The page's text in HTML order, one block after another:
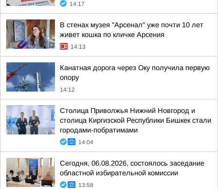
14:17
В стенах музея "Арсенал" уже почти 10 лет
живет кошка по кличке Арсения
14:13
Канатная дорога через Оку получила первую
опору
14:12
Столица Приволжья Нижний Новгород и
столица Киргизской Республики Бишкек стали
городами-побратимами
14:04
Сегодня, 06.08.2026, состоялось заседание
областной избирательной комиссии
13:58